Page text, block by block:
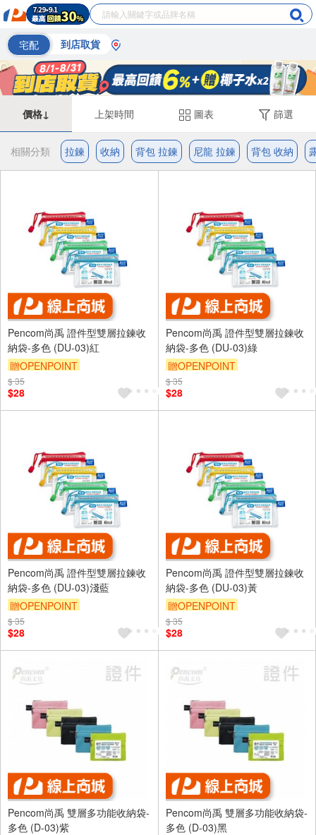
宅配 到店取貨
價格↓ 上架時間 圖表 篩選
相關分類 拉鍊 收納 背包 拉鍊 尼龍 拉鍊 背包 收納
Pencom尚禹 證件型雙層拉鍊收
納袋-多色 (DU-03)紅
贈OPENPOINT
$ 35
$28
Pencom尚禹 證件型雙層拉鍊收
納袋-多色 (DU-03)綠
贈OPENPOINT
$ 35
$28
Pencom尚禹 證件型雙層拉鍊收
納袋-多色 (DU-03)淺藍
贈OPENPOINT
$ 35
$28
Pencom尚禹 證件型雙層拉鍊收
納袋-多色 (DU-03)黃
贈OPENPOINT
$ 35
$28
Pencom尚禹 雙層多功能收納袋-
多色 (D-03)紫
Pencom尚禹 雙層多功能收納袋-
多色 (D-03)黑